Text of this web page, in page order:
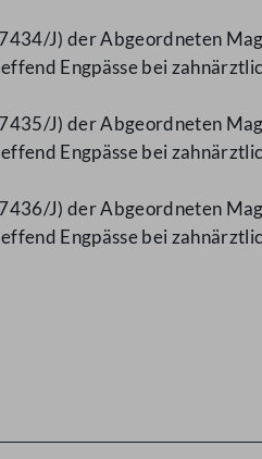
J) der Abgeordneten
Engpässe bei
J) der Abgeordneten
Engpässe bei
J) der Abgeordneten
Engpässe bei